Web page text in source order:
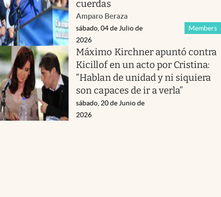
cuerdas
Amparo Beraza
Members
sábado, 04 de Julio de
2026
Máximo Kirchner apuntó contra
Kicillof en un acto por Cristina:
“Hablan de unidad y ni siquiera
son capaces de ir a verla”
sábado, 20 de Junio de
2026